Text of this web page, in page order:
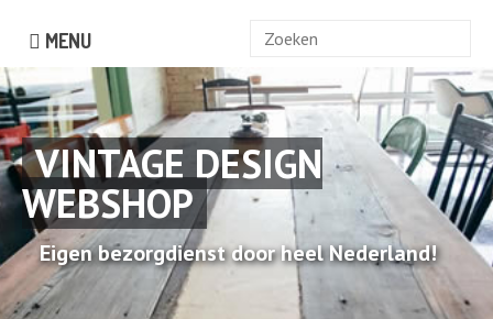
MENU
Zoek
VINTAGE DESIGN
WEBSHOP
Eigen bezorgdienst door heel Nederland!